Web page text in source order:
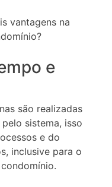
vantagens na
e
são realizadas
sistema, isso
e do
inclusive para o